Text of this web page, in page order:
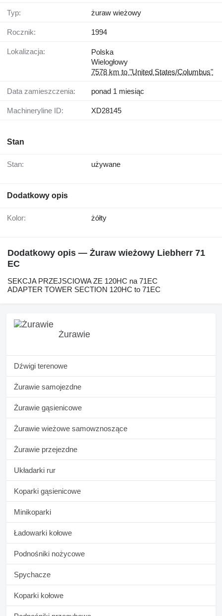
Typ: żuraw wieżowy
Rocznik: 1994
Lokalizacja:
Polska
Wielogłowy
7578 km to "United States/Columbus"
Data zamieszczenia: ponad 1 miesiąc
Machineryline ID: XD28145
Stan
Stan: używane
Dodatkowy opis
Kolor: żółty
Dodatkowy opis — Żuraw wieżowy Liebherr 71
EC
SEKCJA PRZEJSCIOWA ZE 120HC na 71EC
ADAPTER TOWER SECTION 120HC to 71EC
Żurawie
Dźwigi terenowe
Żurawie samojezdne
Żurawie gąsienicowe
Żurawie wieżowe samowznoszące
Żurawie przejezdne
Układarki rur
Koparki gąsienicowe
Minikoparki
Ładowarki kołowe
Podnośniki nożycowe
Spychacze
Koparki kołowe